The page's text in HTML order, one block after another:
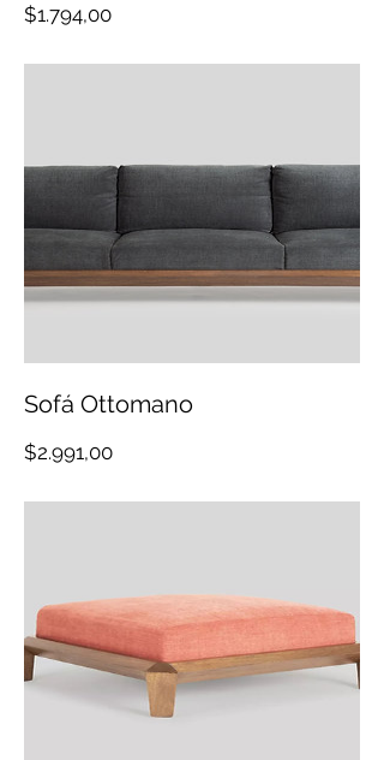
$1.794,00Precio
Sofá Ottomano
$2.991,00Precio